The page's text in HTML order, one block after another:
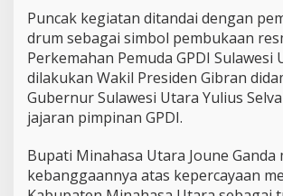
u
d
a
Puncak kegiatan ditandai dengan
drum sebagai simbol pembukaan
Perkemahan Pemuda GPDI Sulawesi
dilakukan Wakil Presiden Gibran
Gubernur Sulawesi Utara Yulius
jajaran pimpinan GPDI.
Bupati Minahasa Utara Joune Ganda
kebanggaannya atas kepercayaan